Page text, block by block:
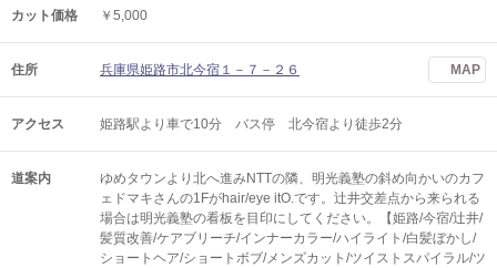
カット価格 ￥5,000
住所 兵庫県姫路市北今宿１－７－２６ MAP
アクセス 姫路駅より車で10分 バス停 北今宿より徒歩2分
道案内
ゆめタウンより北へ進みNTTの隣、明光義塾の斜め向かいのカフ
ェドマキさんの1Fがhair/eye itO.です。辻井交差点から来られる
場合は明光義塾の看板を目印にしてください。【姫路/今宿/辻井/
髪質改善/ケアブリーチ/インナーカラー/ハイライト/白髪ぼかし/
ショートヘア/ショートボブ/メンズカット/ツイストスパイラル/ツ